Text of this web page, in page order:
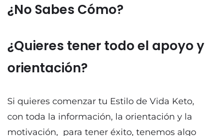
¿No Sabes Cómo?
¿Quieres tener todo el apoyo y
orientación?
Si quieres comenzar tu Estilo de Vida Keto,
con toda la información, la orientación y la
motivación, para tener éxito, tenemos algo